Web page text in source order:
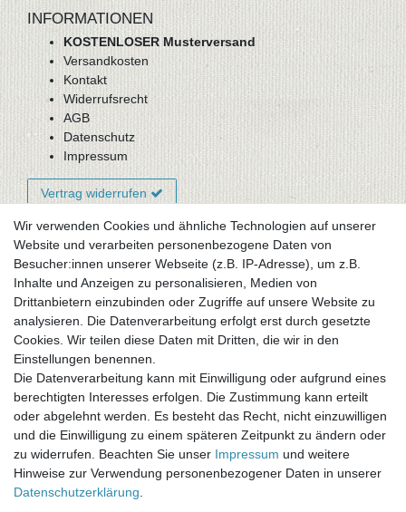
INFORMATIONEN
KOSTENLOSER Musterversand
Versandkosten
Kontakt
Widerrufsrecht
AGB
Datenschutz
Impressum
Vertrag widerrufen
Newsletter-Anmeldung
FAQ / Fragen
Mein Warenkorb
Mein Merkzettel
Mein Konto
UNSER LADENGESCHÄFT
Gottlieb-Daimler-Str. 10
33334 Gütersloh
ÖFFNUNGSZEITEN
Montag - Dienstag: 8.00 - 18.00 Uhr, Mittwoch Ruhetag,
Donnerstag: 8.00 - 18.00 Uhr, Freitag 8.00 - 14.00 Uhr
Wir verwenden Cookies und ähnliche Technologien auf unserer
Website und verarbeiten personenbezogene Daten von
Besucher:innen unserer Webseite (z.B. IP-Adresse), um z.B.
Inhalte und Anzeigen zu personalisieren, Medien von
Drittanbietern einzubinden oder Zugriffe auf unsere Website zu
analysieren. Die Datenverarbeitung erfolgt erst durch gesetzte
Cookies. Wir teilen diese Daten mit Dritten, die wir in den
Einstellungen benennen.
Die Datenverarbeitung kann mit Einwilligung oder aufgrund eines
berechtigten Interesses erfolgen. Die Zustimmung kann erteilt
oder abgelehnt werden. Es besteht das Recht, nicht einzuwilligen
und die Einwilligung zu einem späteren Zeitpunkt zu ändern oder
zu widerrufen. Beachten Sie unser Impressum und weitere
Hinweise zur Verwendung personenbezogener Daten in unserer
Daten­schutz­erklärung